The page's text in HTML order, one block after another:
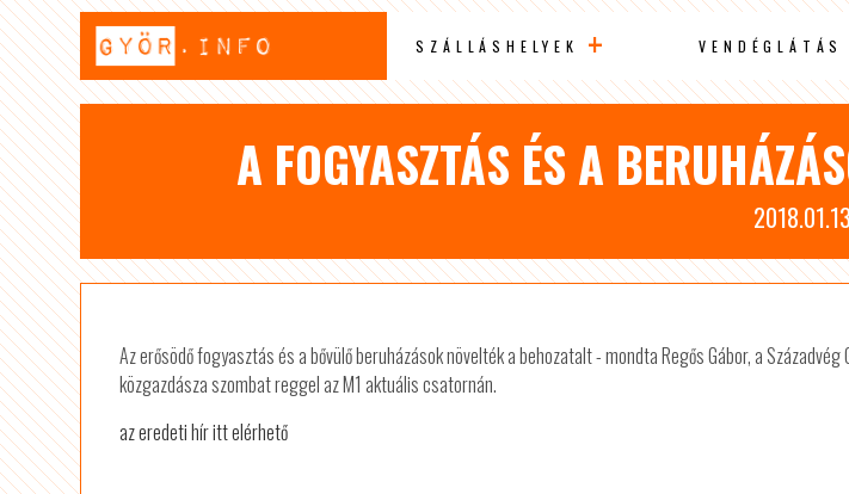
SZÁLLÁSHELYEK VENDÉGLÁTÁS
A FOGYASZTÁS ÉS A
2018.01.13
Az erősödő fogyasztás és a bővülő beruházások növelték a behozatalt - mondta Regős Gábor, a
közgazdásza szombat reggel az M1 aktuális csatornán.
az eredeti hír itt elérhető